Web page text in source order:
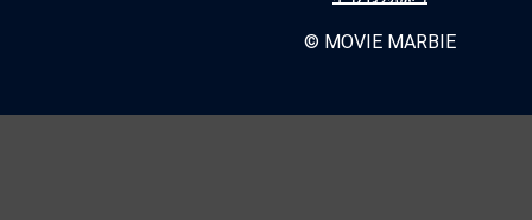
© MOVIE MARBIE